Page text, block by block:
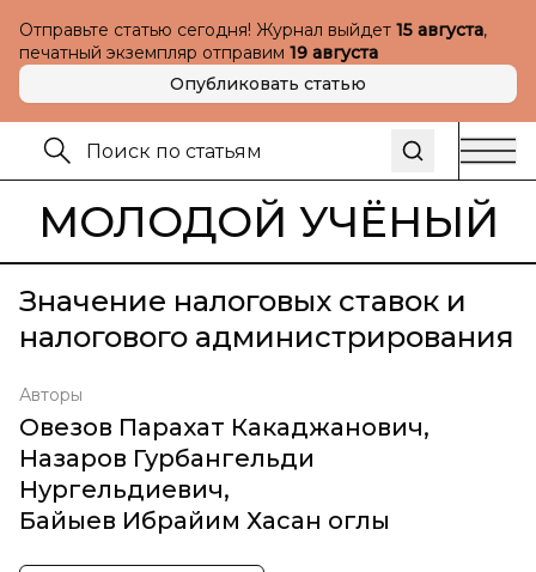
Отправьте статью сегодня! Журнал выйдет 15 августа,
печатный экземпляр отправим 19 августа
Опубликовать статью
МОЛОДОЙ УЧЁНЫЙ
Значение налоговых ставок и
налогового администрирования
Авторы
Овезов Парахат Какаджанович,
Назаров Гурбангельди
Нургельдиевич,
Байыев Ибрайим Хасан оглы